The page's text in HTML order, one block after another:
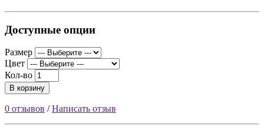
Доступные опции
Размер
Цвет
Кол-во
В корзину
0 отзывов /Написать отзыв